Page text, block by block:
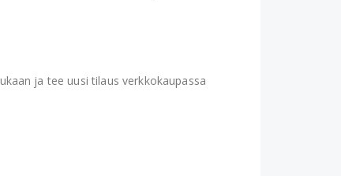
ja tee uusi tilaus verkkokaupassa